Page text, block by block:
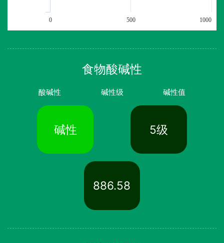
0 500 1000
食物酸碱性
酸碱性 碱性级 碱性值
碱性 5级
886.58